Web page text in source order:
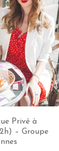
Privé à
– Groupe